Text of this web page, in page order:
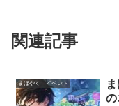
関連記事
まほやく イベント
の